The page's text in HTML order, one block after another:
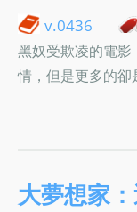
v.0436
黑奴受欺凌的電
情，但是更多的卻
大夢想家